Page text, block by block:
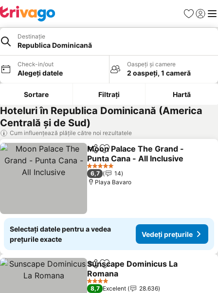
Favorite
Destinație
Republica Dominicană
Check-in/out
Alegeți datele
Oaspeți și camere
2 oaspeți, 1 cameră
Sortare Filtrați Hartă
Hoteluri în Republica Dominicană (America
Centrală și de Sud)
Cum influențează plățile către noi rezultatele
DistribuițiAdăugaţi la favorite
Moon Palace The Grand -
Punta Cana - All Inclusive
Vedeți prețurile
5 Stele
6,7
14
Playa Bavaro
Selectați datele pentru a vedea
prețurile exacte
Vedeți prețurile
DistribuițiAdăugaţi la favorite
Sunscape Dominicus La
Romana
Vedeți prețurile
4 Stele
8,7 Excelent
28.636